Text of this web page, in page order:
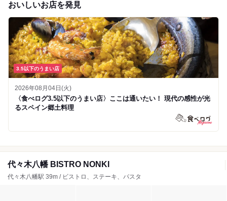
おいしいお店を発見
3.5以下のうまい店
2026年08月04日(火)
〈食べログ3.5以下のうまい店〉ここは通いたい！ 現代の感性が光
るスペイン郷土料理
代々木八幡 BISTRO NONKI
代々木八幡駅 39m / ビストロ、ステーキ、パスタ